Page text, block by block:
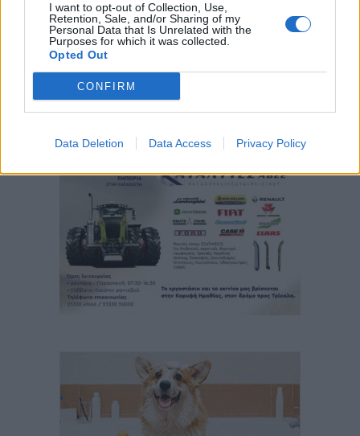
I want to opt-out of Collection, Use,
Retention, Sale, and/or Sharing of my
Personal Data that Is Unrelated with the
Purposes for which it was collected.
Opted Out
CONFIRM
Data Deletion Data Access Privacy Policy